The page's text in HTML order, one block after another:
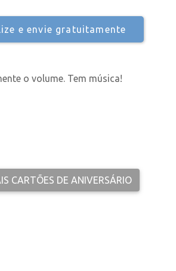
e envie gratuitamente
o volume. Tem música!
CARTÕES DE ANIVERSÁRIO